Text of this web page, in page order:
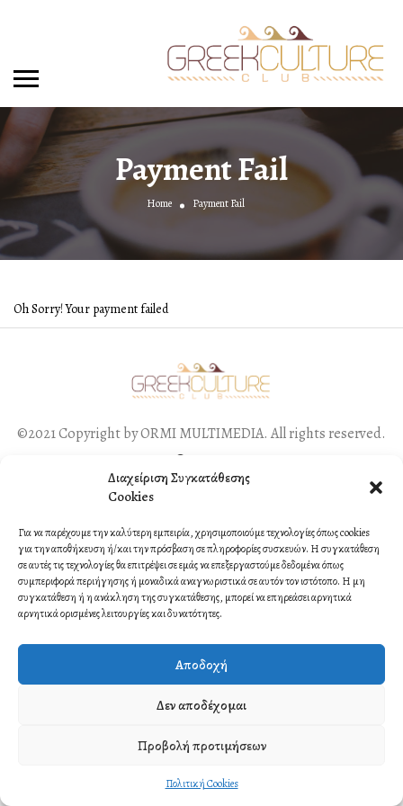
Διαχείριση Συγκατάθεσης
Cookies
Για να παρέχουμε την καλύτερη εμπειρία, χρησιμοποιούμε τεχνολογίες όπως cookies
για την αποθήκευση ή/και την πρόσβαση σε πληροφορίες συσκευών. Η συγκατάθεση
σε αυτές τις τεχνολογίες θα επιτρέψει σε εμάς να επεξεργαστούμε δεδομένα όπως
συμπεριφορά περιήγησης ή μοναδικά αναγνωριστικά σε αυτόν τον ιστότοπο. Η μη
συγκατάθεση ή η ανάκληση της συγκατάθεσης, μπορεί να επηρεάσει αρνητικά
αρνητικά ορισμένες λειτουργίες και δυνατότητες.
Αποδοχή
Δεν αποδέχομαι
Προβολή προτιμήσεων
Πολιτική Cookies
Payment Fail
Home Payment Fail
Oh Sorry! Your payment failed
©2021 Copyright by ORMI MULTIMEDIA. All rights reserved.
Contact